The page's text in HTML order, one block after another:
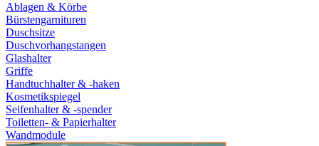
Ablagen & Körbe
Bürstengarnituren
Duschsitze
Duschvorhangstangen
Glashalter
Griffe
Handtuchhalter & -haken
Kosmetikspiegel
Seifenhalter & -spender
Toiletten- & Papierhalter
Wandmodule